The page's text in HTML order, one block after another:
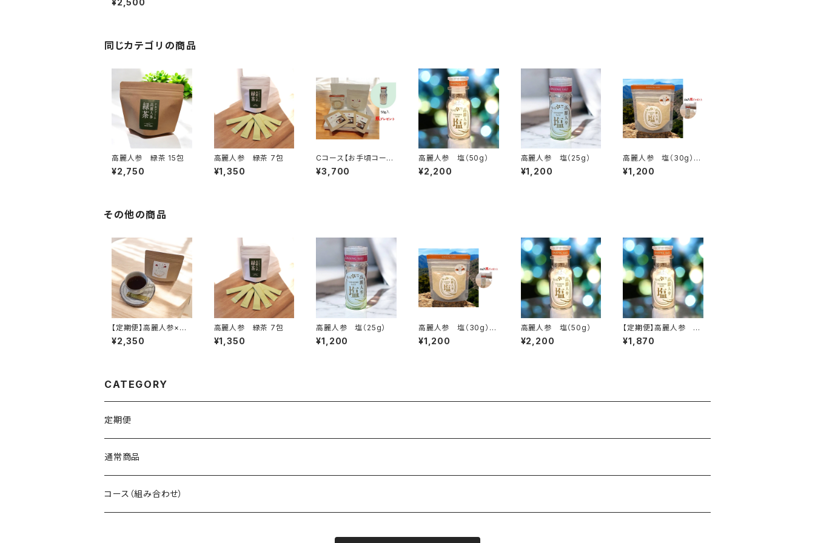
同じカテゴリの商品
高麗人参 緑茶 15包
¥2,750
高麗人参 緑茶 7包
¥1,350
Cコース【お手頃コー
ス】大切な人にいつもあ
りがとう❣
¥3,700
高麗人参 塩（50g）
¥2,200
高麗人参 塩（25g）
¥1,200
高麗人参 塩（30g）瓶
プレゼント
¥1,200
その他の商品
【定期便】高麗人参×ほ
うじ茶 15包（送料無料）
¥2,350
高麗人参 緑茶 7包
¥1,350
高麗人参 塩（25g）
¥1,200
高麗人参 塩（30g）瓶
プレゼント
¥1,200
高麗人参 塩（50g）
¥2,200
【定期便】高麗人参 塩
（50g）（送料無料）
¥1,870
CATEGORY
定期便
通常商品
コース（組み合わせ）